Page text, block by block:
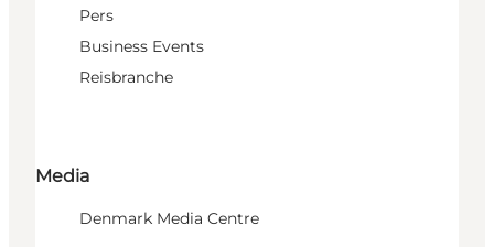
Pers
Business Events
Reisbranche
Media
Denmark Media Centre